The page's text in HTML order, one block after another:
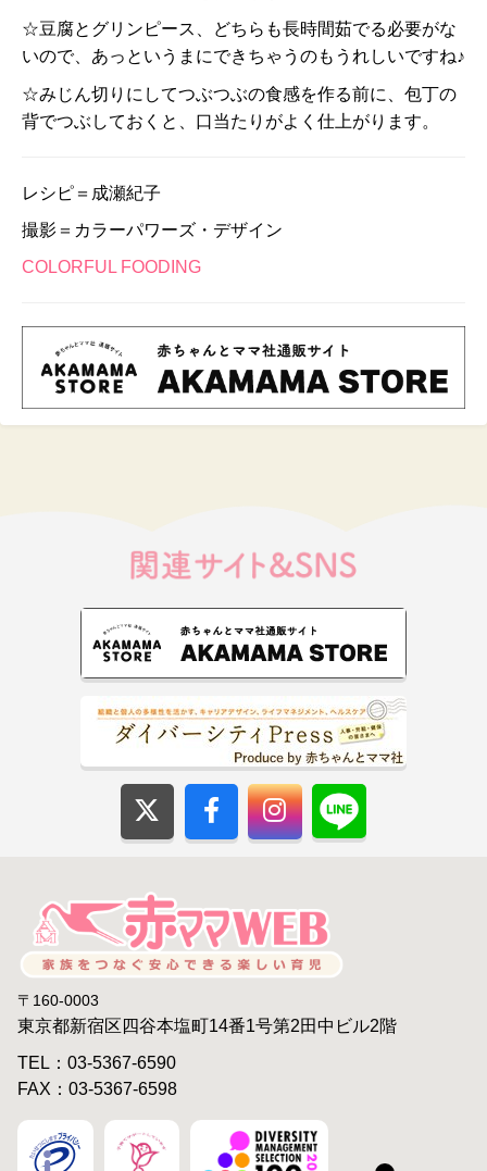
☆豆腐とグリンピース、どちらも長時間茹でる必要がな
いので、あっというまにできちゃうのもうれしいですね♪
☆みじん切りにしてつぶつぶの食感を作る前に、包丁の
背でつぶしておくと、口当たりがよく仕上がります。
レシピ＝成瀬紀子
撮影＝カラーパワーズ・デザイン
COLORFUL FOODING
〒160-0003
東京都新宿区四谷本塩町14番1号第2田中ビル2階
TEL：03-5367-6590
FAX：03-5367-6598